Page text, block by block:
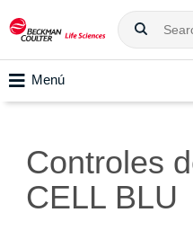
Menú
Controles
CELL BLU